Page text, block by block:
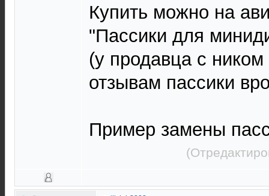
Купить можно на
"Пассики для
(у продавца с
отзывам пассики
Пример замены